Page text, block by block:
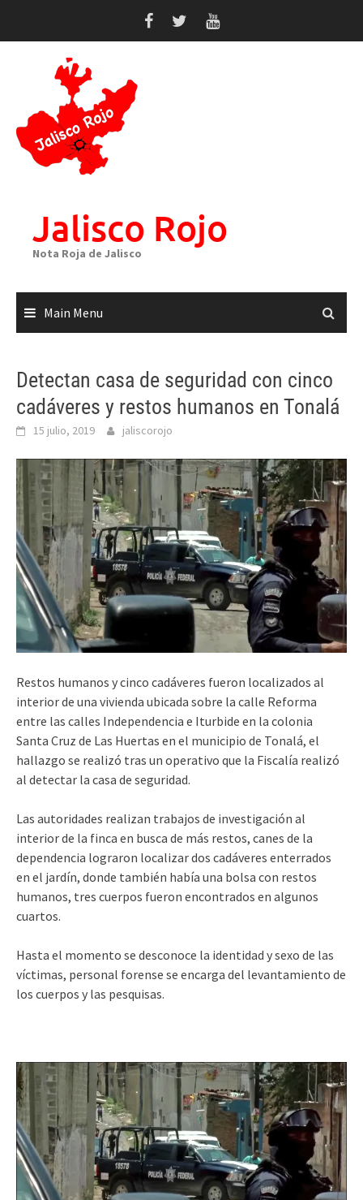
Jalisco Rojo
Nota Roja de Jalisco
Main Menu
Detectan casa de seguridad con cinco
cadáveres y restos humanos en Tonalá
15 julio, 2019 jaliscorojo
Restos humanos y cinco cadáveres fueron localizados al
interior de una vivienda ubicada sobre la calle Reforma
entre las calles Independencia e Iturbide en la colonia
Santa Cruz de Las Huertas en el municipio de Tonalá, el
hallazgo se realizó tras un operativo que la Fiscalía realizó
al detectar la casa de seguridad.
Las autoridades realizan trabajos de investigación al
interior de la finca en busca de más restos, canes de la
dependencia lograron localizar dos cadáveres enterrados
en el jardín, donde también había una bolsa con restos
humanos, tres cuerpos fueron encontrados en algunos
cuartos.
Hasta el momento se desconoce la identidad y sexo de las
víctimas, personal forense se encarga del levantamiento de
los cuerpos y las pesquisas.